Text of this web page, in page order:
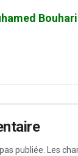
Bouhari
publiée. Les